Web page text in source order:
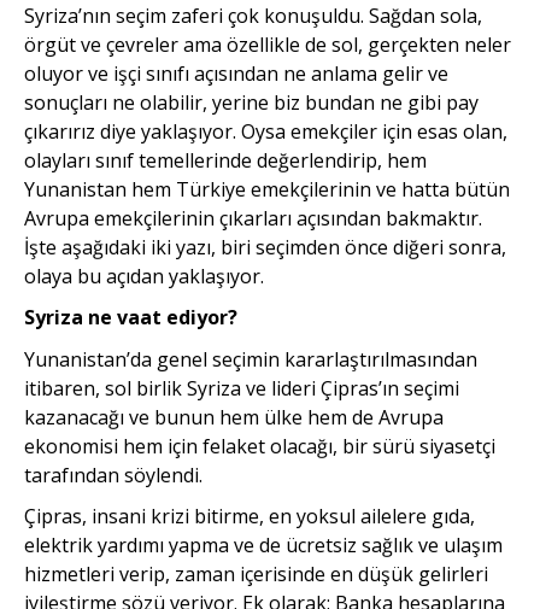
Syriza’nın seçim zaferi çok konuşuldu. Sağdan sola,
örgüt ve çevreler ama özellikle de sol, gerçekten neler
oluyor ve işçi sınıfı açısından ne anlama gelir ve
sonuçları ne olabilir, yerine biz bundan ne gibi pay
çıkarırız diye yaklaşıyor. Oysa emekçiler için esas olan,
olayları sınıf temellerinde değerlendirip, hem
Yunanistan hem Türkiye emekçilerinin ve hatta bütün
Avrupa emekçilerinin çıkarları açısından bakmaktır.
İşte aşağıdaki iki yazı, biri seçimden önce diğeri sonra,
olaya bu açıdan yaklaşıyor.
Syriza ne vaat ediyor?
Yunanistan’da genel seçimin kararlaştırılmasından
itibaren, sol birlik Syriza ve lideri Çipras’ın seçimi
kazanacağı ve bunun hem ülke hem de Avrupa
ekonomisi hem için felaket olacağı, bir sürü siyasetçi
tarafından söylendi.
Çipras, insani krizi bitirme, en yoksul ailelere gıda,
elektrik yardımı yapma ve de ücretsiz sağlık ve ulaşım
hizmet­leri verip, zaman içerisinde en düşük gelirleri
iyileştirme sözü veriyor. Ek olarak: Banka hesap­larına